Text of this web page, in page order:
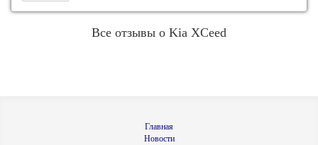
Все отзывы о Kia XCeed
Главная
Новости